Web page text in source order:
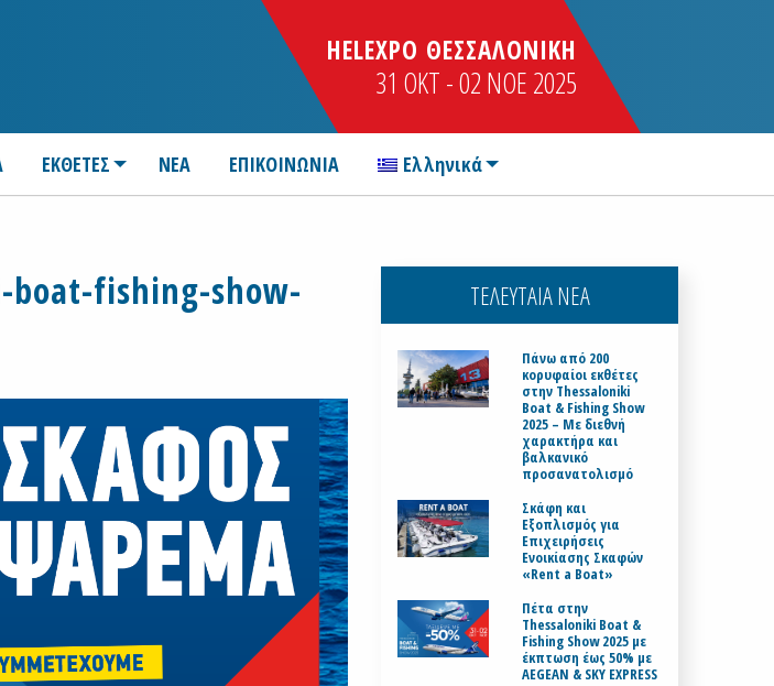
HELEXPO ΘΕΣΣΑΛΟΝΙΚΗ
31 OKT - 02 NOE 2025
ΕΚΘΕΤΕΣ ΝΕΑ ΕΠΙΚΟΙΝΩΝΙΑ Ελληνικά
fishing-show-
ΤΕΛΕΥΤΑΙΑ ΝΕΑ
Πάνω από 200
κορυφαίοι εκθέτες
στην Thessaloniki
Boat & Fishing Show
2025 – Με διεθνή
χαρακτήρα και
βαλκανικό
προσανατολισμό
Σκάφη και
Εξοπλισμός για
Επιχειρήσεις
Ενοικίασης Σκαφών
«Rent a Boat»
Πέτα στην
Thessaloniki Boat &
Fishing Show 2025 με
έκπτωση έως 50% με
AEGEAN & SKY EXPRESS